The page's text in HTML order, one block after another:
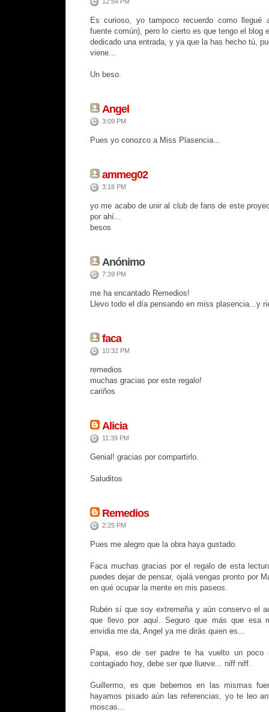
Es curioso, yo tampoco recuerdo como llegué
fuente común), pero lo cierto es que tengo el blog
dedicado una entrada, y ya que la has hecho tú,
viene...
Un beso.
Angel
3:09 PM
Pues yo conozco a Miss Plasencia...
ammeg02
3:18 PM
yo me acabo de unir al club de fans de este
por ahí...
besos
Anónimo
7:39 PM
me ha encantado Remedios!
Llevo todo el día pensando en miss plasencia...y
faca
10:32 PM
remedios
muchas gracias por este regalo!
cariños
Alicia
11:39 PM
Genial! gracias por compartirlo.
Saluditos
Remedios
2:25 PM
Pues me alegro que la obra haya gustado.
Faca muchas gracias por el regalo de esta
puedes dejar de pensar, ojalá vengas pronto por
en qué ocupar la mente en mis paseos.
Rubén sí que soy extremeña y aún conservo el
que llevo por aquí. Seguro que más que esa
envidia me da, Angel ya me dirás quien es...
Papa, eso de ser padre te ha vuelto un poco
contagiado hoy, debe ser que llueve... niff niff.
Guillermo, es que bebemos en las mismas
hayamos pisado aún las referencias, yo te leo
moscas...